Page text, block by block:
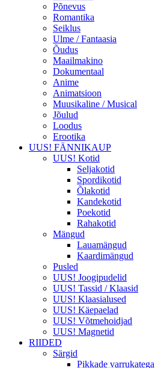
Põnevus
Romantika
Seiklus
Ulme / Fantaasia
Õudus
Maailmakino
Dokumentaal
Anime
Animatsioon
Muusikaline / Musical
Jõulud
Loodus
Erootika
UUS! FÄNNIKAUP
UUS! Kotid
Seljakotid
Spordikotid
Õlakotid
Kandekotid
Poekotid
Rahakotid
Mängud
Lauamängud
Kaardimängud
Pusled
UUS! Joogipudelid
UUS! Tassid / Klaasid
UUS! Klaasialused
UUS! Käepaelad
UUS! Võtmehoidjad
UUS! Magnetid
RIIDED
Särgid
Pikkade varrukatega